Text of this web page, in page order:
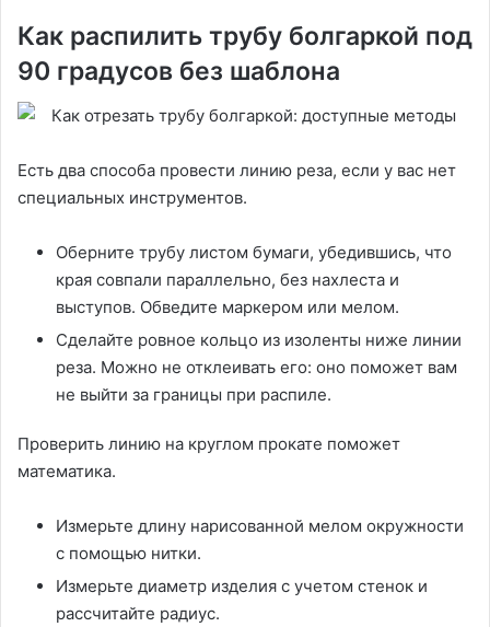
Как распилить трубу болгаркой под
90 градусов без шаблона
Есть два способа провести линию реза, если у вас нет
специальных инструментов.
Оберните трубу листом бумаги, убедившись, что
края совпали параллельно, без нахлеста и
выступов. Обведите маркером или мелом.
Сделайте ровное кольцо из изоленты ниже линии
реза. Можно не отклеивать его: оно поможет вам
не выйти за границы при распиле.
Проверить линию на круглом прокате поможет
математика.
Измерьте длину нарисованной мелом окружности
с помощью нитки.
Измерьте диаметр изделия с учетом стенок и
рассчитайте радиус.